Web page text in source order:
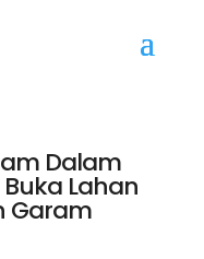
Dalam
Lahan
Garam